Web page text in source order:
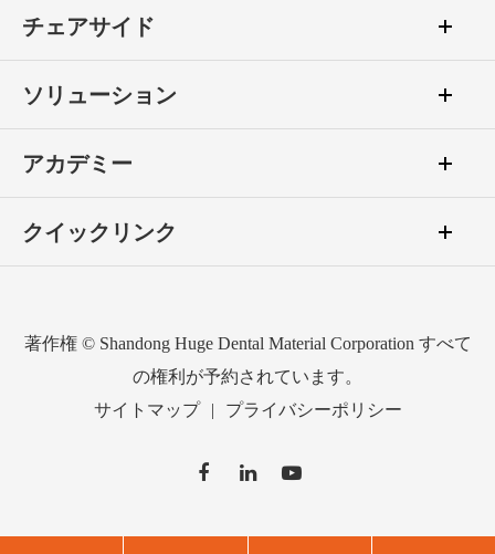
チェアサイド
ソリューション
アカデミー
クイックリンク
著作権 © Shandong Huge Dental Material Corporationすべて
の権利が予約されています。
サイトマップ
プライバシーポリシー